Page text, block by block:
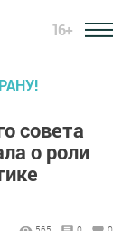
16+
совета
о роли